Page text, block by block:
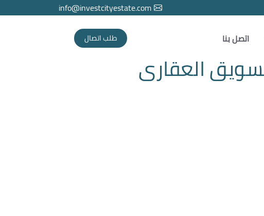
info@investcityestate.com
اتصل بنا طلب اتصال
العقارى